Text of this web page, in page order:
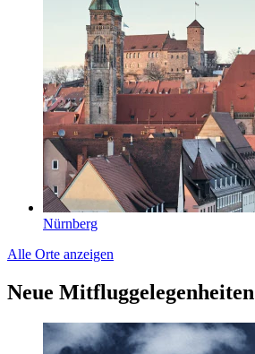
Nürnberg
Alle Orte anzeigen
Neue Mitfluggelegenheiten